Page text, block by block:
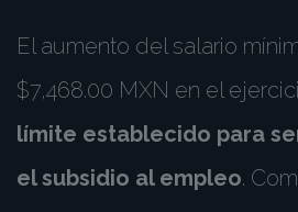
El aumento del salario
$7,468.00 MXN en el
límite establecido para
el subsidio al empleo.